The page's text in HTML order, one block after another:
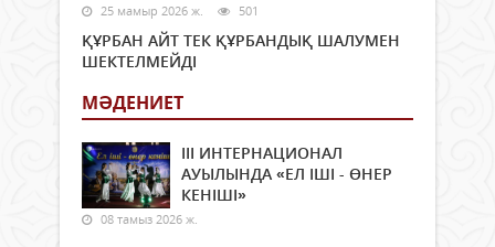
25 мамыр 2026 ж. 501
ҚҰРБАН АЙТ ТЕК ҚҰРБАНДЫҚ ШАЛУМЕН
ШЕКТЕЛМЕЙДІ
МӘДЕНИЕТ
ІІІ ИНТЕРНАЦИОНАЛ
АУЫЛЫНДА «ЕЛ ІШІ - ӨНЕР
КЕНІШІ»
08 тамыз 2026 ж.